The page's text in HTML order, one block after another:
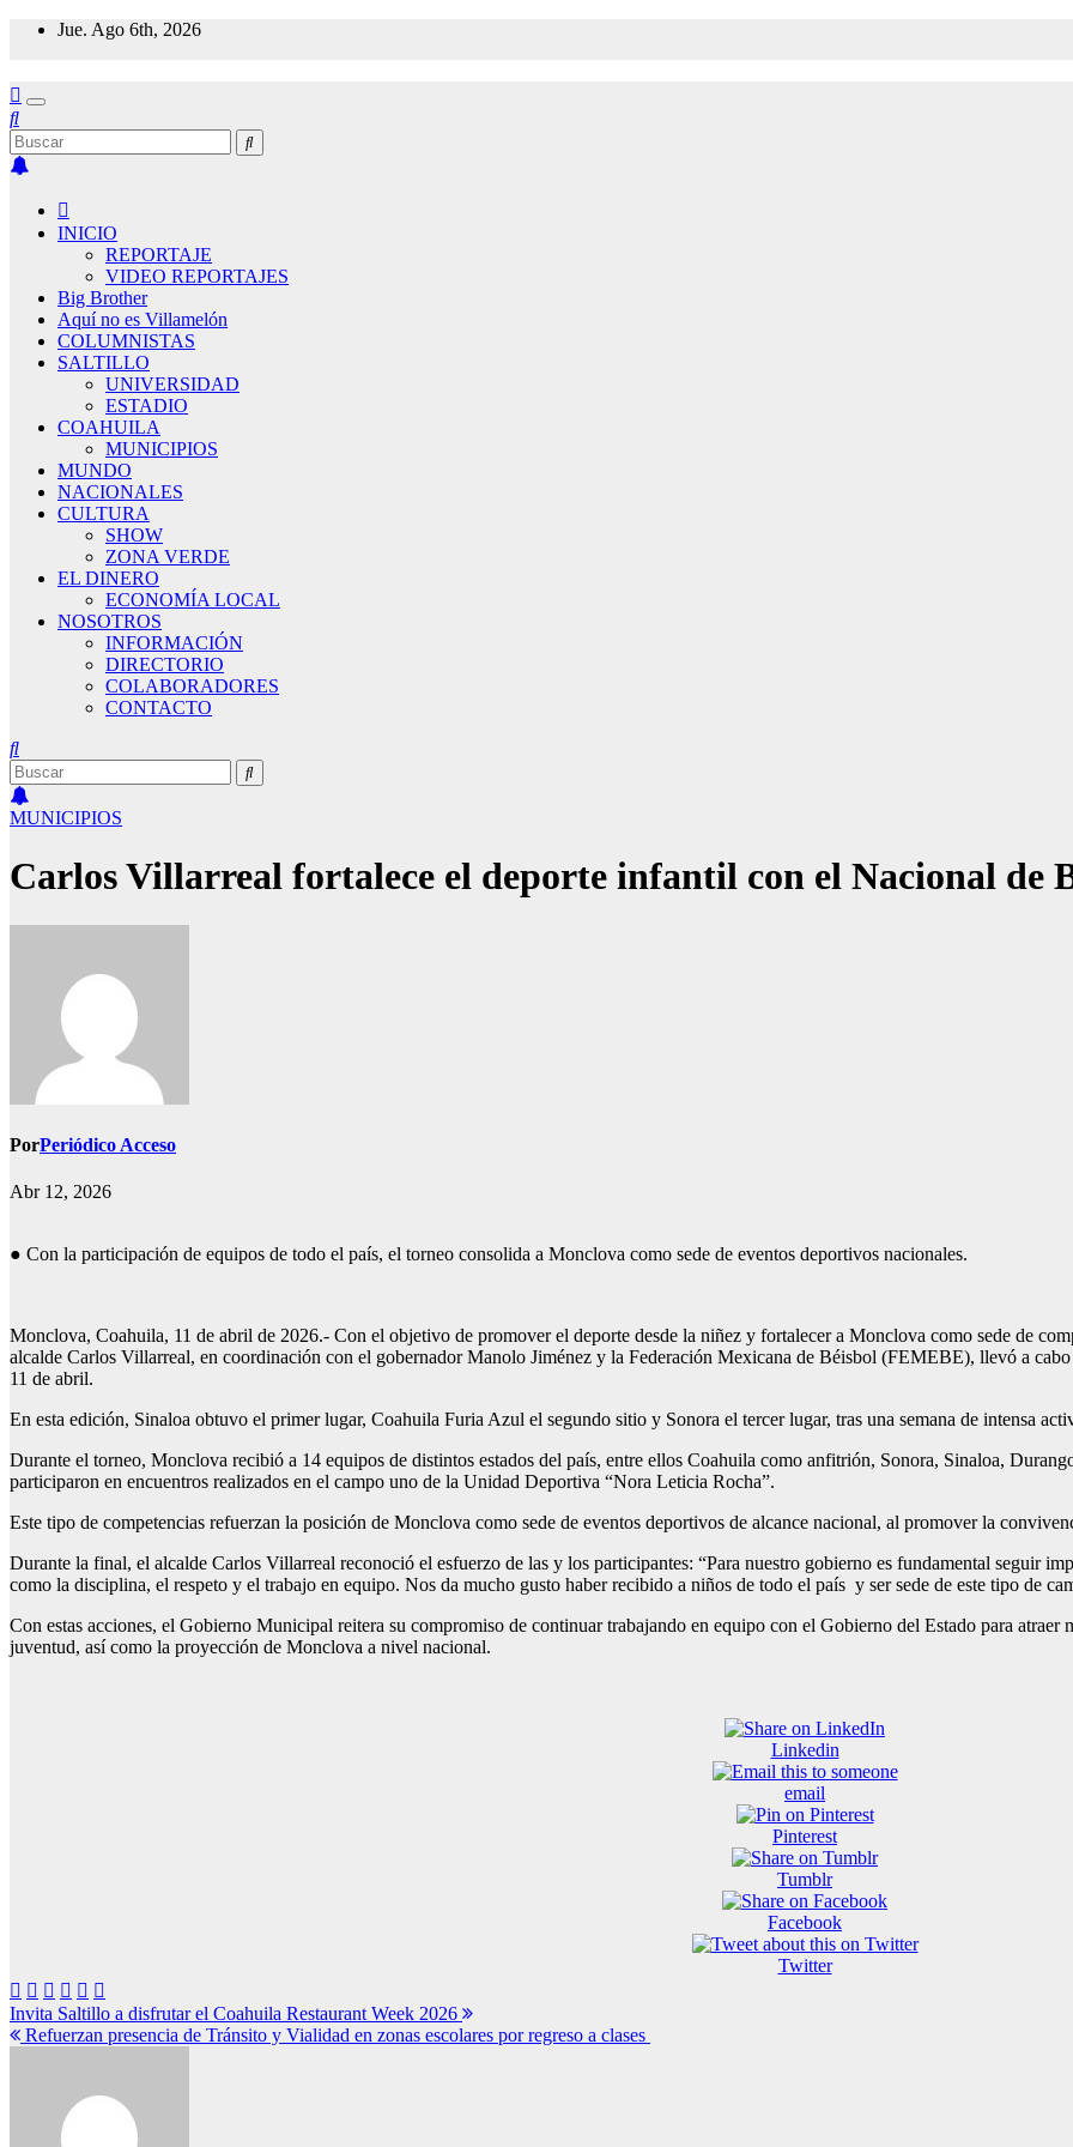
Saltar
Jue. Ago 6th, 2026
INICIO
REPORTAJE
VIDEO REPORTAJES
Big Brother
Aquí no es Villamelón
COLUMNISTAS
SALTILLO
UNIVERSIDAD
ESTADIO
COAHUILA
MUNICIPIOS
MUNDO
NACIONALES
CULTURA
SHOW
ZONA VERDE
EL DINERO
ECONOMÍA LOCAL
NOSOTROS
INFORMACIÓN
DIRECTORIO
COLABORADORES
CONTACTO
MUNICIPIOS
Carlos Villarreal fortalece el deporte infantil con el Nacional de
PorPeriódico Acceso
Abr 12, 2026
● Con la participación de equipos de todo el país, el torneo consolida a Monclova como sede de eventos deportivos nacionales.
Monclova, Coahuila, 11 de abril de 2026.- Con el objetivo de promover el deporte desde la niñez y fortalecer a Monclova como sede de
alcalde Carlos Villarreal, en coordinación con el gobernador Manolo Jiménez y la Federación Mexicana de Béisbol (FEMEBE), llevó a
11 de abril.
En esta edición, Sinaloa obtuvo el primer lugar, Coahuila Furia Azul el segundo sitio y Sonora el tercer lugar, tras una semana de intensa
Durante el torneo, Monclova recibió a 14 equipos de distintos estados del país, entre ellos Coahuila como anfitrión, Sonora, Sinaloa,
participaron en encuentros realizados en el campo uno de la Unidad Deportiva “Nora Leticia Rocha”.
Este tipo de competencias refuerzan la posición de Monclova como sede de eventos deportivos de alcance nacional, al promover la
Durante la final, el alcalde Carlos Villarreal reconoció el esfuerzo de las y los participantes: “Para nuestro gobierno es fundamental seguir
como la disciplina, el respeto y el trabajo en equipo. Nos da mucho gusto haber recibido a niños de todo el país y ser sede de este tipo de
Con estas acciones, el Gobierno Municipal reitera su compromiso de continuar trabajando en equipo con el Gobierno del Estado para
juventud, así como la proyección de Monclova a nivel nacional.
Linkedin
email
Pinterest
Tumblr
Facebook
Twitter
Navegación
de
Invita Saltillo a disfrutar el Coahuila Restaurant Week 2026
Refuerzan presencia de Tránsito y Vialidad en zonas escolares por regreso a clases